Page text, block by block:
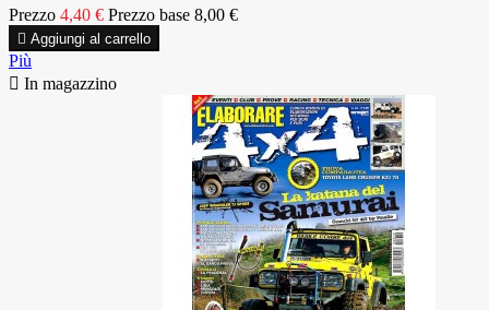
Prezzo 4,40 € Prezzo base 8,00 €
 Aggiungi al carrello
Più
 In magazzino